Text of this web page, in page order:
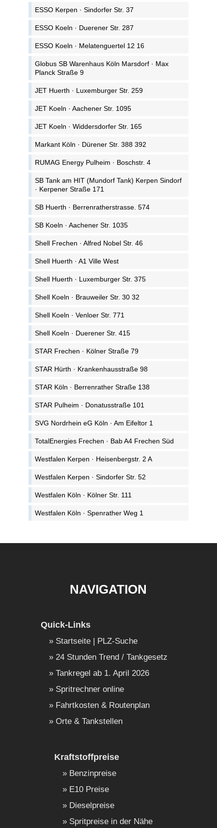
ESSO Kerpen · Sindorfer Str. 37
ESSO Koeln · Duerener Str. 287
ESSO Koeln · Melatenguertel 12 16
Globus SB Warenhaus Köln Marsdorf · Max
Planck Straße 9
JET Huerth · Luxemburger Str. 259
JET Koeln · Aachener Str. 1095
JET Koeln · Widdersdorfer Str. 165
Markant Köln · Dürener Str. 388 392
RUMAG Energy Pulheim · Boschstr. 4
SB Tank am HIT (Mundorf Tank) Kerpen Sindorf
· Kerpener Straße 171
SB Huerth · Berrenratherstrasse. 574
SB Koeln · Aachener Str. 1035
Shell Frechen · Alfred Nobel Str. 46
Shell Huerth · A1 Ville West
Shell Huerth · Luxemburger Str. 375
Shell Koeln · Brauweiler Str. 30 32
Shell Koeln · Venloer Str. 771
Shell Koeln · Duerener Str. 415
STAR Frechen · Kölner Straße 79
STAR Hürth · Krankenhausstraße 98
STAR Köln · Berrenrather Straße 138
STAR Pulheim · Donatusstraße 101
SVG Nordrhein eG Köln · Am Eifeltor 1
TotalEnergies Frechen · Bab A4 Frechen Süd
Westfalen Kerpen · Heisenbergstr. 2 A
Westfalen Kerpen · Sindorfer Str. 52
Westfalen Köln · Kölner Str. 111
Westfalen Köln · Spenrather Weg 1
NAVIGATION
Quick-Links
Startseite | PLZ-Suche
24 Stunden Trend / Tankgesetz
Tankregel ab 1. April 2026
Spritrechner online
Fahrtkosten & Routenplan
Orte & Tankstellen
Kraftstoffpreise
Benzinpreise
E10 Preise
Dieselpreise
Spritpreise in der Nähe